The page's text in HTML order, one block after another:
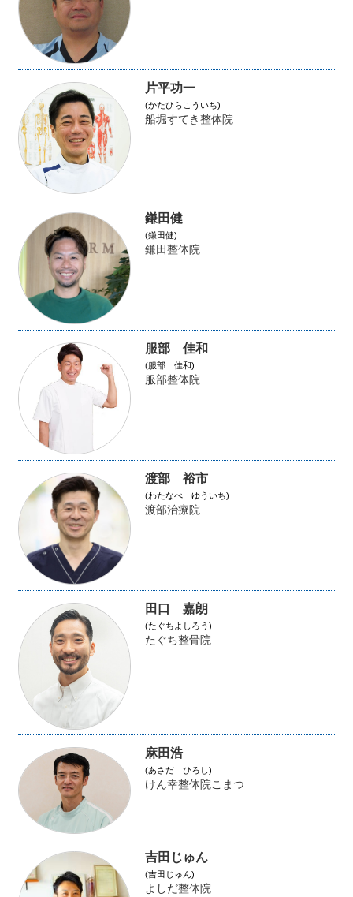
片平功一
(かたひらこういち)
船堀すてき整体院
鎌田健
(鎌田健)
鎌田整体院
服部 佳和
(服部 佳和)
服部整体院
渡部 裕市
(わたなべ ゆういち)
渡部治療院
田口 嘉朗
(たぐちよしろう)
たぐち整骨院
麻田浩
(あさだ ひろし)
けん幸整体院こまつ
吉田じゅん
(吉田じゅん)
よしだ整体院